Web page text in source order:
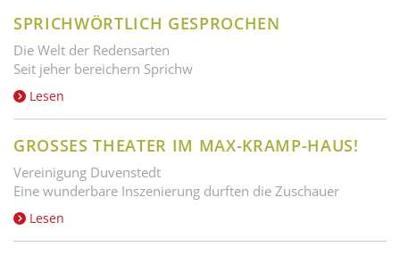
SPRICHWÖRTLICH GESPROCHEN
Die Welt der Redensarten
Seit jeher bereichern Sprichw
Lesen
GROSSES THEATER IM MAX-KRAMP-HAUS!
Vereinigung Duvenstedt
Eine wunderbare Inszenierung durften die Zuschauer
Lesen